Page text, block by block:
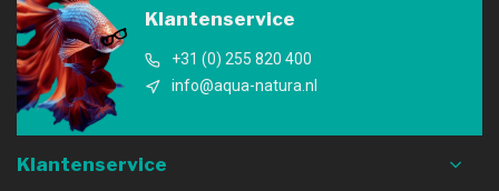
Klantenservice
+31 (0) 255 820 400
info@aqua-natura.nl
Klantenservice